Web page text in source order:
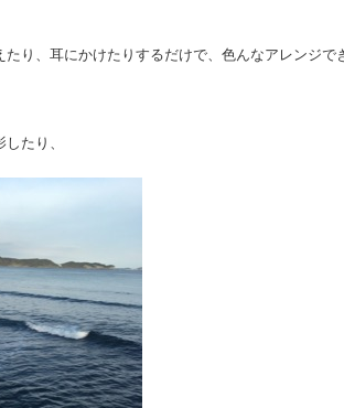
たり、耳にかけたりするだけで、色んなアレンジで
たり、